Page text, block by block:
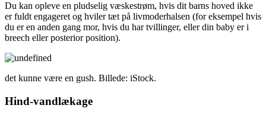
Du kan opleve en pludselig væskestrøm, hvis dit barns hoved ikke
er fuldt engageret og hviler tæt på livmoderhalsen (for eksempel hvis
du er en anden gang mor, hvis du har tvillinger, eller din baby er i
breech eller posterior position).
det kunne være en gush. Billede: iStock.
Hind-vandlækage